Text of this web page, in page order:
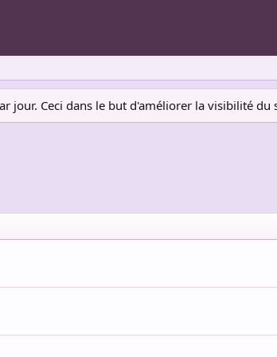
jour. Ceci dans le but d'améliorer la visibilité du